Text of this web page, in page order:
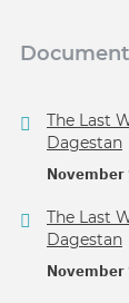
The Last
Dagestan
November
The Last
Dagestan
November